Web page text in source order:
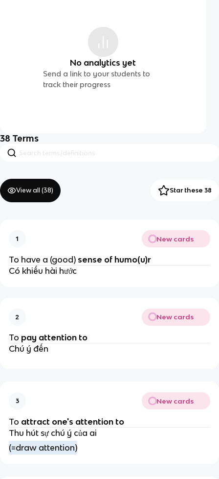
No analytics yet
Send a link to your students to
track their progress
38 Terms
View all (38) Star these 38
1 New cards
To have a (good) sense of humo(u)r
Có khiếu hài hước
2 New cards
To pay attention to
Chú ý đến
3 New cards
To attract one's attention to
Thu hút sự chú ý của ai
(=draw attention)